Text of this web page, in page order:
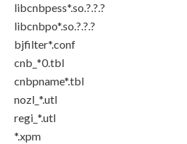
libcnbpess*.so.?.?.?
libcnbpo*.so.?.?.?
bjfilter*.conf
cnb_*0.tbl
cnbpname*.tbl
nozl_*.utl
regi_*.utl
*.xpm